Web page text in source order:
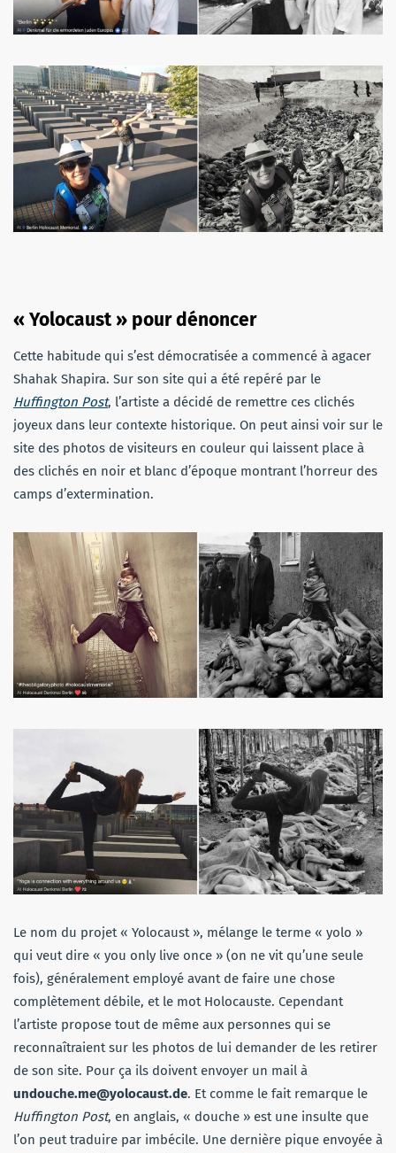
« Yolocaust » pour dénoncer
Cette habitude qui s’est démocratisée a commencé à agacer
Shahak Shapira. Sur son site qui a été repéré par le
Huffington Post, l’artiste a décidé de remettre ces clichés
joyeux dans leur contexte historique. On peut ainsi voir sur le
site des photos de visiteurs en couleur qui laissent place à
des clichés en noir et blanc d’époque montrant l’horreur des
camps d’extermination.
Le nom du projet « Yolocaust », mélange le terme « yolo »
qui veut dire « you only live once » (on ne vit qu’une seule
fois), généralement employé avant de faire une chose
complètement débile, et le mot Holocauste. Cependant
l’artiste propose tout de même aux personnes qui se
reconnaîtraient sur les photos de lui demander de les retirer
de son site. Pour ça ils doivent envoyer un mail à
undouche.me@yolocaust.de. Et comme le fait remarque le
Huffington Post, en anglais, « douche » est une insulte que
l’on peut traduire par imbécile. Une dernière pique envoyée à